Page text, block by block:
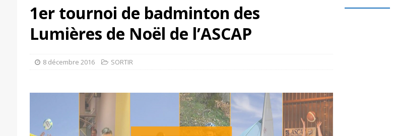
1er tournoi de badminton des
Lumières de Noël de l’ASCAP
8 décembre 2016 SORTIR